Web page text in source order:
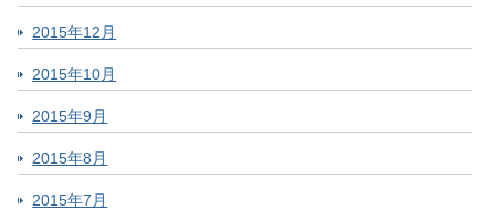
2015年12月
2015年10月
2015年9月
2015年8月
2015年7月